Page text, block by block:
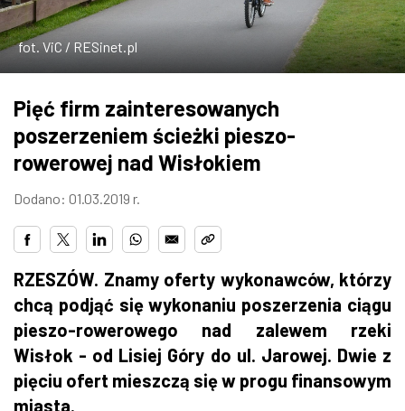
ZDJĘCIA
W RZESZOWIE
fot. ViC / RESinet.pl
Pięć firm zainteresowanych
poszerzeniem ścieżki pieszo-
rowerowej nad Wisłokiem
Dodano: 01.03.2019 r.
RZESZÓW. Znamy oferty wykonawców, którzy
chcą podjąć się wykonaniu poszerzenia ciągu
pieszo-rowerowego nad zalewem rzeki
Wisłok - od Lisiej Góry do ul. Jarowej. Dwie z
pięciu ofert mieszczą się w progu finansowym
miasta.